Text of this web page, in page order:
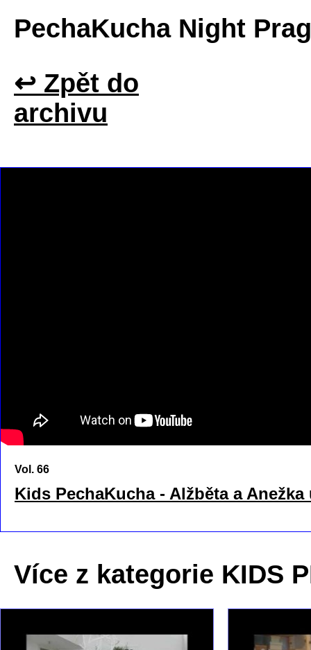
PechaKucha Night
↩ Zpět do
archivu
Vol. 66
Kids PechaKucha - Alžběta a Anežka
Více z kategorie KIDS